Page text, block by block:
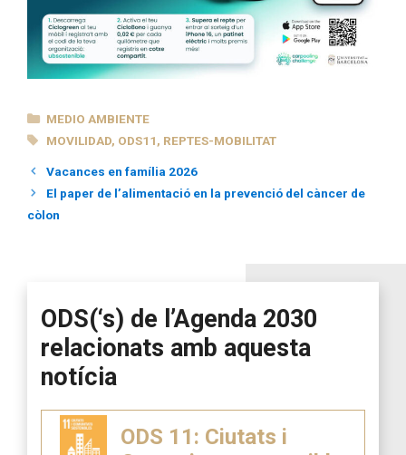
CATEGORÍAS
MEDIO AMBIENTE
ETIQUETAS
MOVILIDAD, ODS11, REPTES-MOBILITAT
Vacances en família 2026
El paper de l’alimentació en la prevenció del càncer de
còlon
ODS(‘s) de l’Agenda 2030
relacionats amb aquesta
notícia
ODS 11: Ciutats i